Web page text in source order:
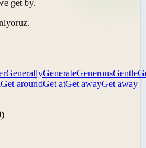
get by.
.
GenerallyGenerateGenerousGentle
Get aroundGet atGet awayGet away